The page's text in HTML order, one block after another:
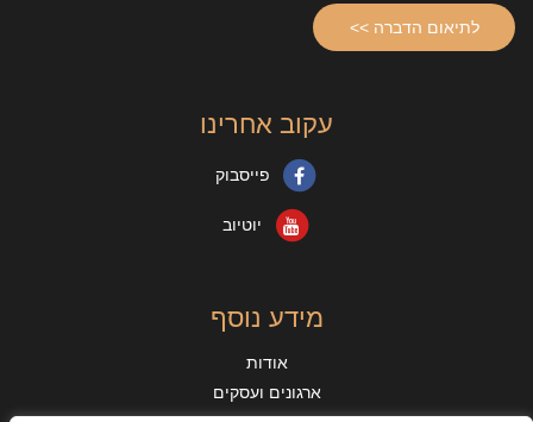
לתיאום הדברה >>
עקוב אחרינו
פייסבוק
יוטיוב
מידע נוסף
אודות
ארגונים ועסקים